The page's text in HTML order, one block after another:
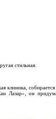
стильная.
клиника, собирается
Лазар», он